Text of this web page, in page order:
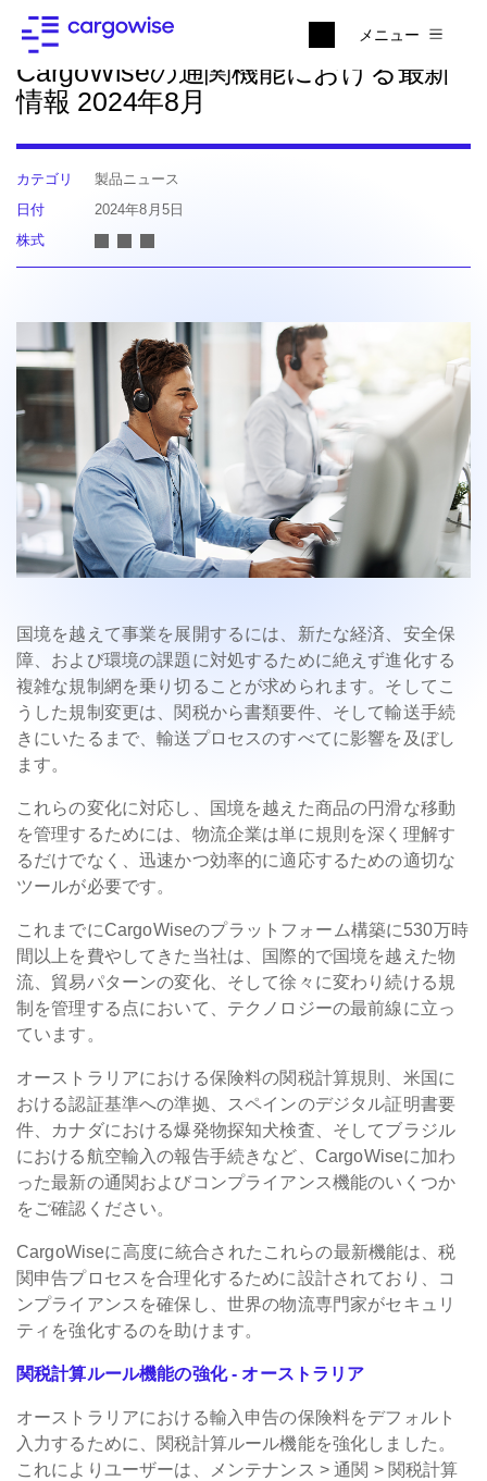
メニュー
ニュースに戻る
CargoWiseの通関機能における最新
情報 2024年8月
カテゴリ
製品ニュース
日付
2024年8月5日
株式
国境を越えて事業を展開するには、新たな経済、安全保
障、および環境の課題に対処するために絶えず進化する
複雑な規制網を乗り切ることが求められます。そしてこ
うした規制変更は、関税から書類要件、そして輸送手続
きにいたるまで、輸送プロセスのすべてに影響を及ぼし
ます。
これらの変化に対応し、国境を越えた商品の円滑な移動
を管理するためには、物流企業は単に規則を深く理解す
るだけでなく、迅速かつ効率的に適応するための適切な
ツールが必要です。
これまでにCargoWiseのプラットフォーム構築に530万時
間以上を費やしてきた当社は、国際的で国境を越えた物
流、貿易パターンの変化、そして徐々に変わり続ける規
制を管理する点において、テクノロジーの最前線に立っ
ています。
オーストラリアにおける保険料の関税計算規則、米国に
おける認証基準への準拠、スペインのデジタル証明書要
件、カナダにおける爆発物探知犬検査、そしてブラジル
における航空輸入の報告手続きなど、CargoWiseに加わ
った最新の通関およびコンプライアンス機能のいくつか
をご確認ください。
CargoWiseに高度に統合されたこれらの最新機能は、税
関申告プロセスを合理化するために設計されており、コ
ンプライアンスを確保し、世界の物流専門家がセキュリ
ティを強化するのを助けます。
関税計算ルール機能の強化 - オーストラリア
オーストラリアにおける輸入申告の保険料をデフォルト
入力するために、関税計算ルール機能を強化しました。
これによりユーザーは、メンテナンス > 通関 > 関税計算